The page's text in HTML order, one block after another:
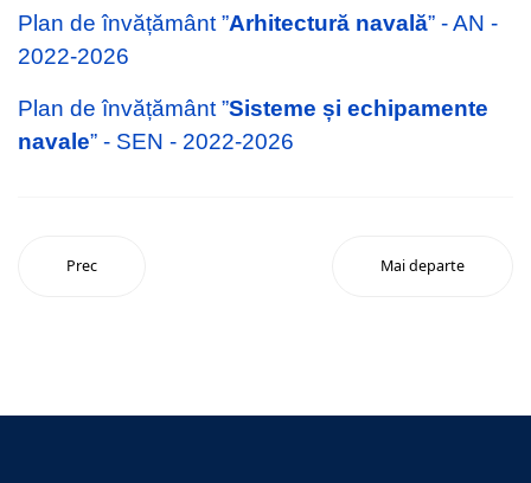
Plan de învățământ ”Arhitectură navală” - AN -
2022-2026
Plan de învățământ ”Sisteme și echipamente
navale” - SEN - 2022-2026
Prec Mai departe